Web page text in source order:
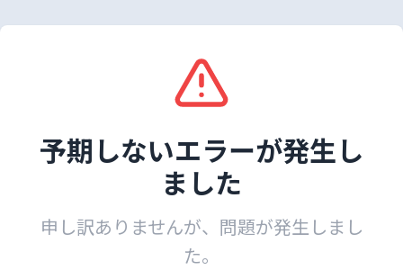
予期しないエラーが発生し
ました
申し訳ありませんが、問題が発生しまし
た。